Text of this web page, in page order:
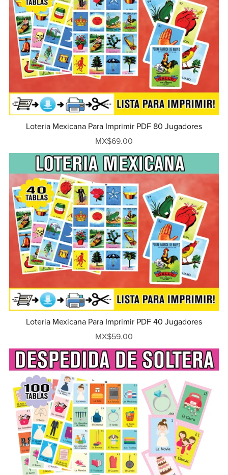
Loteria Mexicana Para Imprimir PDF 80 Jugadores
MX$69.00
Loteria Mexicana Para Imprimir PDF 40 Jugadores
MX$59.00